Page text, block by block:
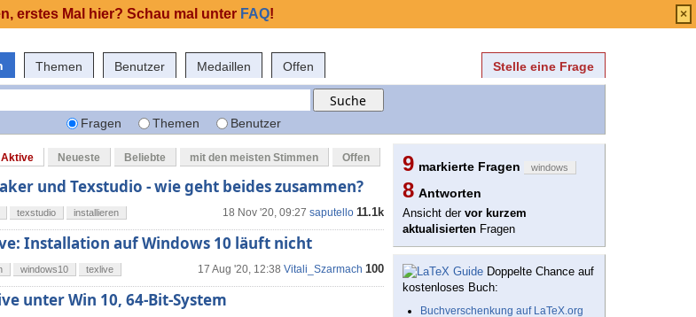
Themen Benutzer Medaillen Offen Stelle eine Frage
Fragen Themen Benutzer
Aktive Neueste Beliebte mit den meisten Stimmen Offen
und Texstudio - wie geht beides zusammen?
18 Nov '20, 09:27 saputello 11.1k
texstudio installieren
Installation auf Windows 10 läuft nicht
17 Aug '20, 12:38 Vitali_Szarmach 100
windows10 texlive
unter Win 10, 64-Bit-System
9 markierte Fragen windows
8 Antworten
Ansicht der vor kurzem
aktualisierten Fragen
Doppelte Chance auf
kostenloses Buch:
Buchverschenkung auf LaTeX.org
erstes Mal hier? Schau mal unter FAQ! ×